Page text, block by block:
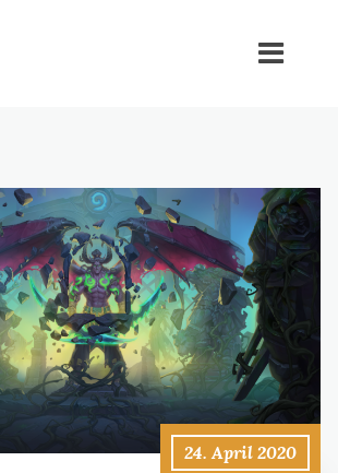
24. April 2020